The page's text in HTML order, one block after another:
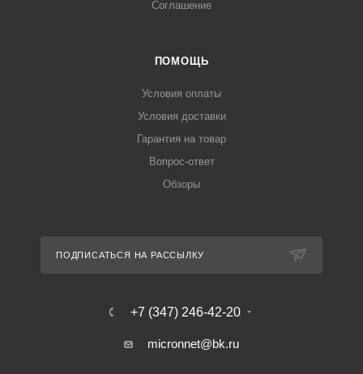
Соглашение
ПОМОЩЬ
Условия оплаты
Условия доставки
Гарантия на товар
Вопрос-ответ
Обзоры
ПОДПИСАТЬСЯ НА РАССЫЛКУ
+7 (347) 246-42-20
micronnet@bk.ru